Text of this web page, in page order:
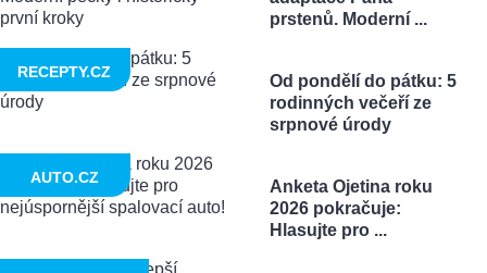
prstenů. Moderní ...
Od pondělí do pátku: 5
rodinných večeří ze
srpnové úrody
RECEPTY.CZ
Anketa Ojetina roku
2026 pokračuje:
Hlasujte pro ...
AUTO.CZ